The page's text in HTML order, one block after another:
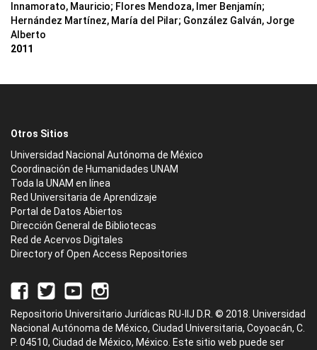
Innamorato, Mauricio; Flores Mendoza, Imer Benjamín;
Hernández Martínez, María del Pilar; González Galván, Jorge
Alberto
2011
Otros Sitios
Universidad Nacional Autónoma de México
Coordinación de Humanidades UNAM
Toda la UNAM en línea
Red Universitaria de Aprendizaje
Portal de Datos Abiertos
Dirección General de Bibliotecas
Red de Acervos Digitales
Directory of Open Access Repositories
Repositorio Universitario Jurídicas RU-IIJ D.R. © 2018. Universidad
Nacional Autónoma de México, Ciudad Universitaria, Coyoacán, C.
P. 04510, Ciudad de México, México. Este sitio web puede ser